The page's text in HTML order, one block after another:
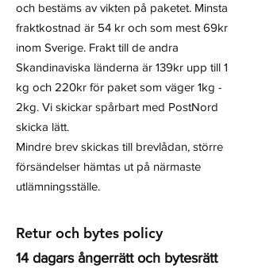
och bestäms av vikten på paketet. Minsta
fraktkostnad är 54 kr och som mest 69kr
inom Sverige. Frakt till de andra
Skandinaviska länderna är 139kr upp till 1
kg och 220kr för paket som väger 1kg -
2kg. Vi skickar spårbart med PostNord
skicka lätt.
Mindre brev skickas till brevlådan, större
försändelser hämtas ut på närmaste
utlämningsställe.
Retur och bytes policy
14 dagars ångerrätt och bytesrätt